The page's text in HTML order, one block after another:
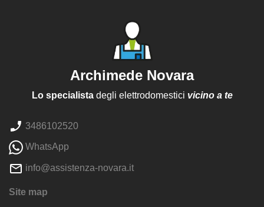
Archimede Novara
Lo specialistadegli elettrodomestici vicino a te
3486102520
WhatsApp
info@assistenza-novara.it
Site map